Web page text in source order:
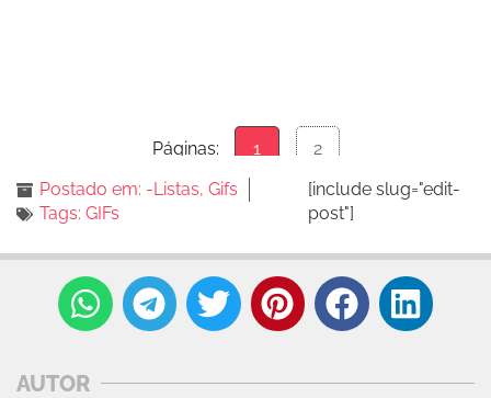
Páginas: 1
2
Postado em: -Listas, Gifs
Tags: GIFs
[include slug="edit-
post"]
AUTOR